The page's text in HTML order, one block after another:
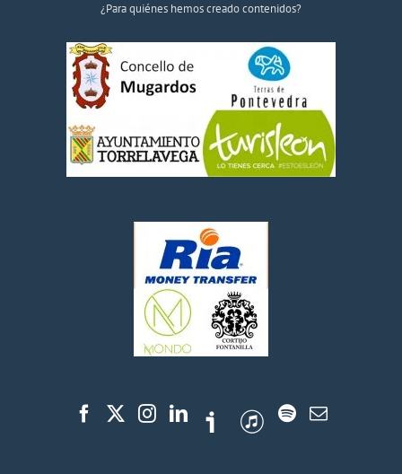
¿Para quiénes hemos creado contenidos?